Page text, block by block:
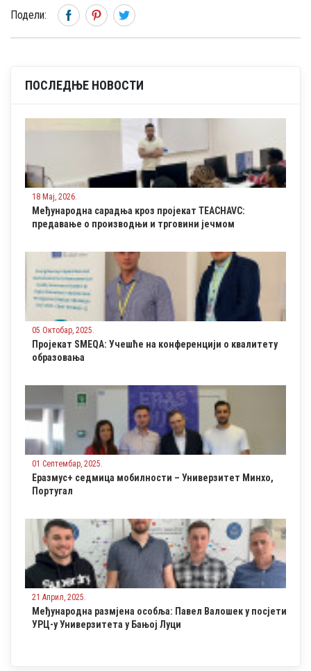
Подели:
ПОСЛЕДЊЕ НОВОСТИ
18 Мај, 2026.
Међународна сарадња кроз пројекат TEACHAVC:
предавање о производњи и трговини јечмом
05 Октобар, 2025.
Пројекат SMEQA: Учешће нa конференцији о квалитету
образовања
01 Септембар, 2025.
Еразмус+ седмица мобилности – Универзитет Минхо,
Португал
21 Април, 2025.
Међународна размјена особља: Павел Валошек у посјети
УРЦ-у Универзитета у Бањој Луци